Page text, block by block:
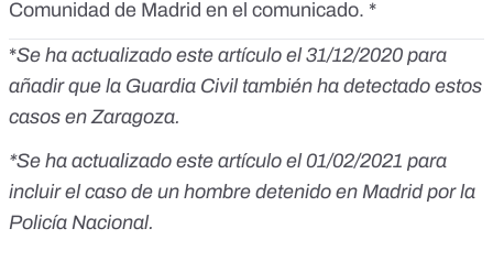
Comunidad de Madrid en el comunicado. *
*Se ha actualizado este artículo el 31/12/2020 para
añadir que la Guardia Civil también ha detectado estos
casos en Zaragoza.
*Se ha actualizado este artículo el 01/02/2021 para
incluir el caso de un hombre detenido en Madrid por la
Policía Nacional.